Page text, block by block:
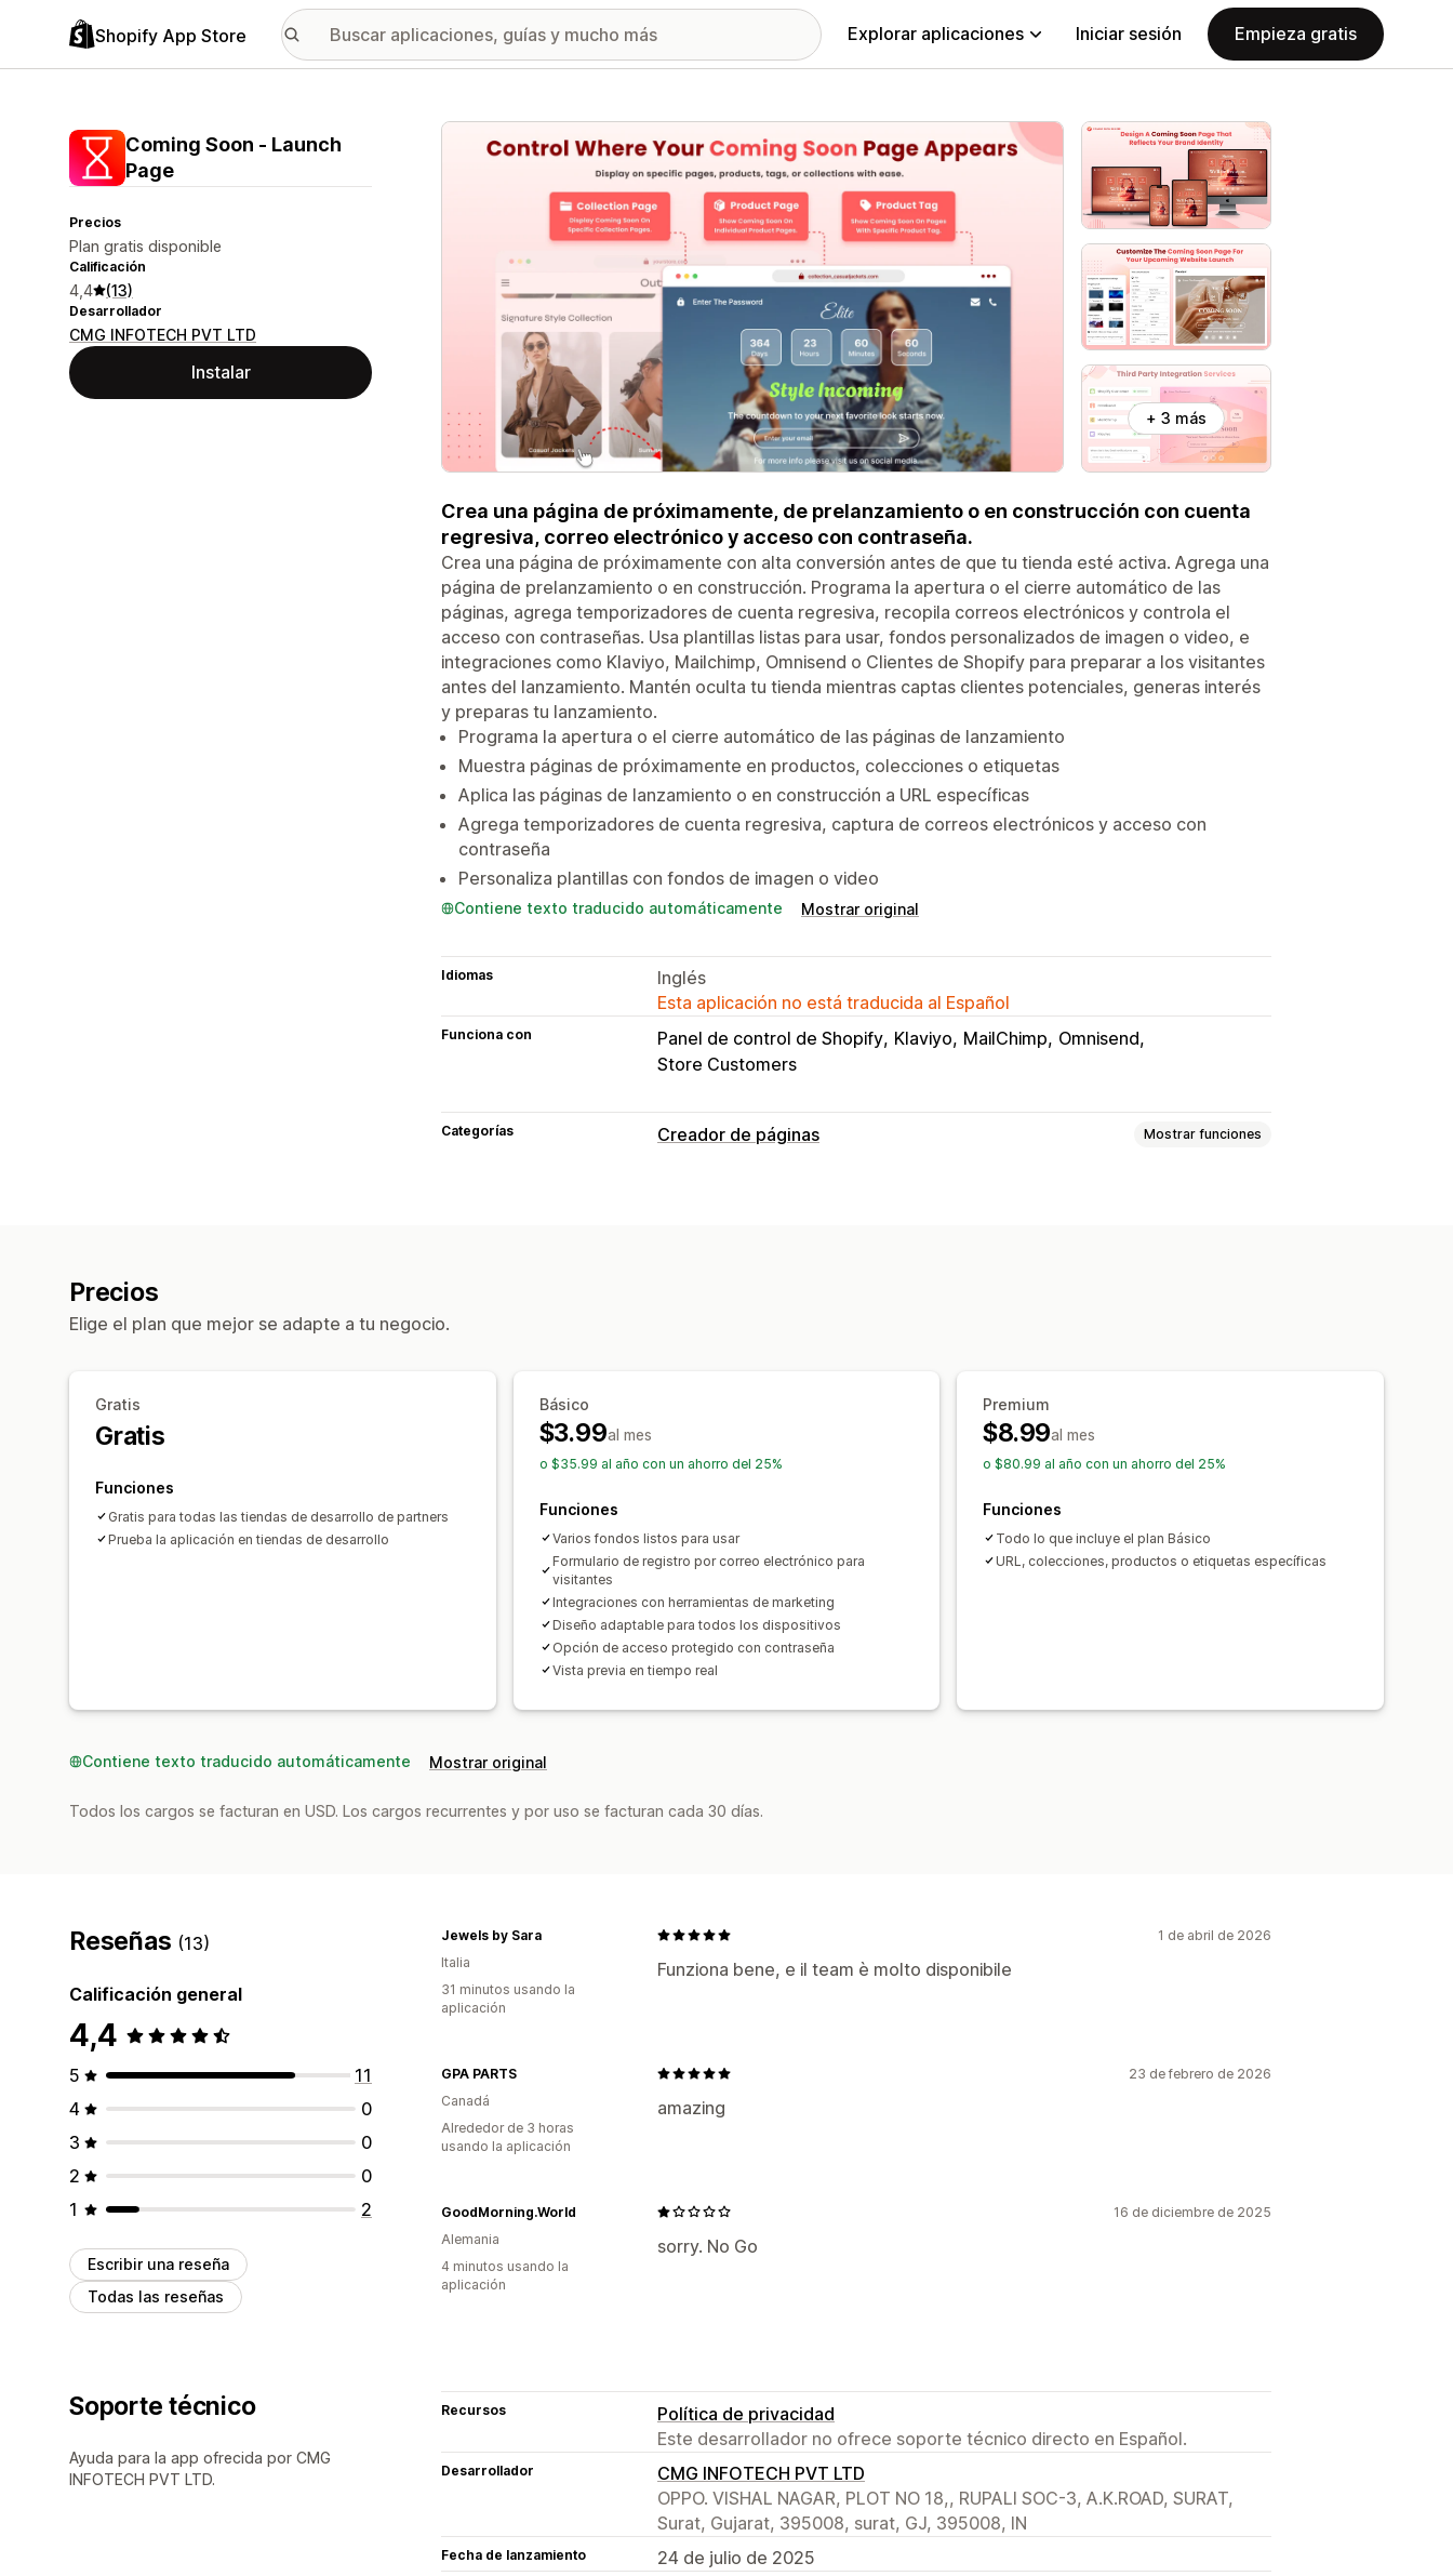
Shopify App Store Explorar aplicaciones Iniciar sesión Empieza gratis
Coming Soon ‑ Launch
Page
Precios
Plan gratis disponible
Calificación
4,4 (13)
Desarrollador
CMG INFOTECH PVT LTD
Instalar
Galería de imágenes destacadas
+ 3 más
Crea una página de próximamente, de prelanzamiento o en construcción con cuenta
regresiva, correo electrónico y acceso con contraseña.
Crea una página de próximamente con alta conversión antes de que tu tienda esté activa. Agrega una
página de prelanzamiento o en construcción. Programa la apertura o el cierre automático de las
páginas, agrega temporizadores de cuenta regresiva, recopila correos electrónicos y controla el
acceso con contraseñas. Usa plantillas listas para usar, fondos personalizados de imagen o video, e
integraciones como Klaviyo, Mailchimp, Omnisend o Clientes de Shopify para preparar a los visitantes
antes del lanzamiento. Mantén oculta tu tienda mientras captas clientes potenciales, generas interés
y preparas tu lanzamiento.
Programa la apertura o el cierre automático de las páginas de lanzamiento
Muestra páginas de próximamente en productos, colecciones o etiquetas
Aplica las páginas de lanzamiento o en construcción a URL específicas
Agrega temporizadores de cuenta regresiva, captura de correos electrónicos y acceso con
contraseña
Personaliza plantillas con fondos de imagen o video
Contiene texto traducido automáticamente Mostrar original
Idiomas
Inglés
Esta aplicación no está traducida al Español
Funciona con Panel de control de Shopify Klaviyo MailChimp Omnisend
Store Customers
Categorías Creador de páginas Mostrar funciones
Precios
Elige el plan que mejor se adapte a tu negocio.
Gratis
Gratis
Funciones
Gratis para todas las tiendas de desarrollo de partners
Prueba la aplicación en tiendas de desarrollo
Básico
$3.99al mes
o $35.99 al año con un ahorro del 25%
Funciones
Varios fondos listos para usar
Formulario de registro por correo electrónico para
visitantes
Integraciones con herramientas de marketing
Diseño adaptable para todos los dispositivos
Opción de acceso protegido con contraseña
Vista previa en tiempo real
Premium
$8.99al mes
o $80.99 al año con un ahorro del 25%
Funciones
Todo lo que incluye el plan Básico
URL, colecciones, productos o etiquetas específicas
Contiene texto traducido automáticamente Mostrar original
Todos los cargos se facturan en USD. Los cargos recurrentes y por uso se facturan cada 30 días.
Reseñas (13)
Calificación general
4,4
5
11
4
0
3
0
2
0
1
2
Escribir una reseña
Todas las reseñas
1 de abril de 2026
Funziona bene, e il team è molto disponibile
Jewels by Sara
Italia
31 minutos usando la
aplicación
23 de febrero de 2026
amazing
GPA PARTS
Canadá
Alrededor de 3 horas
usando la aplicación
16 de diciembre de 2025
sorry. No Go
GoodMorning.World
Alemania
4 minutos usando la
aplicación
Soporte técnico
Ayuda para la app ofrecida por CMG
INFOTECH PVT LTD.
Recursos
Política de privacidad
Este desarrollador no ofrece soporte técnico directo en Español.
Desarrollador
CMG INFOTECH PVT LTD
OPPO. VISHAL NAGAR, PLOT NO 18,, RUPALI SOC-3, A.K.ROAD, SURAT,
Surat, Gujarat, 395008, surat, GJ, 395008, IN
Fecha de lanzamiento 24 de julio de 2025